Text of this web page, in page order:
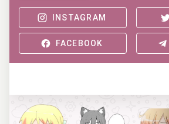
INSTAGRAM
FACEBOOK